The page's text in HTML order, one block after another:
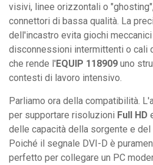
visivi, linee orizzontali o
connettori di bassa qualità. La
dell'incastro evita giochi
disconnessioni intermittenti o cali
che rende l'EQUIP 118909 uno
contesti di lavoro intensivo.
Parliamo ora della compatibilità.
per supportare risoluzioni Full HD
delle capacità della sorgente e
Poiché il segnale DVI-D è
perfetto per collegare un PC